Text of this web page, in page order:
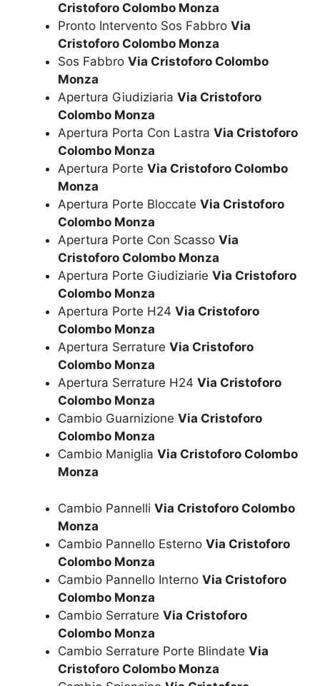
Cristoforo Colombo Monza
Pronto Intervento Sos Fabbro Via
Cristoforo Colombo Monza
Sos Fabbro Via Cristoforo Colombo
Monza
Apertura Giudiziaria Via Cristoforo
Colombo Monza
Apertura Porta Con Lastra Via Cristoforo
Colombo Monza
Apertura Porte Via Cristoforo Colombo
Monza
Apertura Porte Bloccate Via Cristoforo
Colombo Monza
Apertura Porte Con Scasso Via
Cristoforo Colombo Monza
Apertura Porte Giudiziarie Via Cristoforo
Colombo Monza
Apertura Porte H24 Via Cristoforo
Colombo Monza
Apertura Serrature Via Cristoforo
Colombo Monza
Apertura Serrature H24 Via Cristoforo
Colombo Monza
Cambio Guarnizione Via Cristoforo
Colombo Monza
Cambio Maniglia Via Cristoforo Colombo
Monza
Cambio Pannelli Via Cristoforo Colombo
Monza
Cambio Pannello Esterno Via Cristoforo
Colombo Monza
Cambio Pannello Interno Via Cristoforo
Colombo Monza
Cambio Serrature Via Cristoforo
Colombo Monza
Cambio Serrature Porte Blindate Via
Cristoforo Colombo Monza